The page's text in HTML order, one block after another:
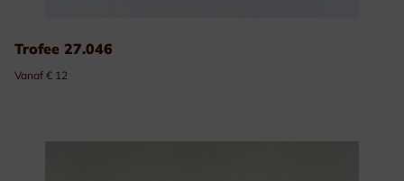
Trofee 27.046
Vanaf € 12